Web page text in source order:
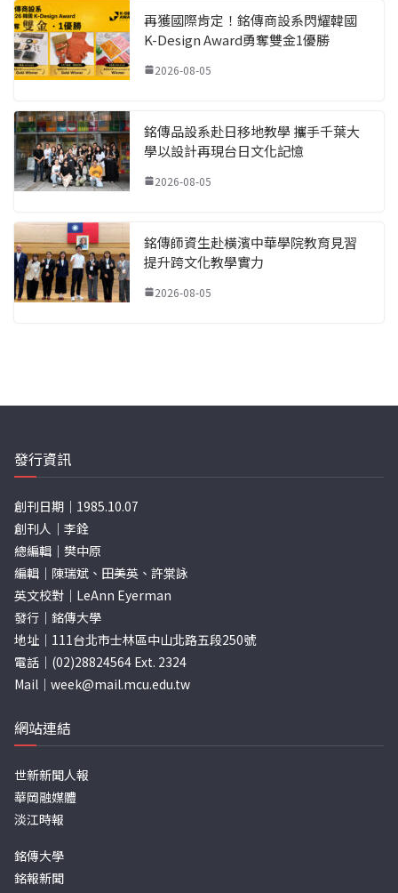
再獲國際肯定！銘傳商設系閃耀韓國
K-Design Award勇奪雙金1優勝
2026-08-05
銘傳品設系赴日移地教學 攜手千葉大
學以設計再現台日文化記憶
2026-08-05
銘傳師資生赴橫濱中華學院教育見習
提升跨文化教學實力
2026-08-05
發行資訊
創刊日期｜1985.10.07
創刊人｜李銓
總編輯｜樊中原
編輯｜陳瑞斌、田美英、許棠詠
英文校對｜LeAnn Eyerman
發行｜銘傳大學
地址｜111台北市士林區中山北路五段250號
電話｜(02)28824564 Ext. 2324
Mail｜ week@mail.mcu.edu.tw
網站連結
世新新聞人報
華岡融媒體
淡江時報
銘傳大學
銘報新聞